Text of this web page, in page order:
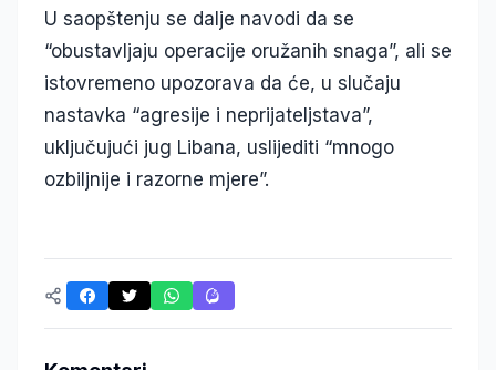
U saopštenju se dalje navodi da se
“obustavljaju operacije oružanih snaga”, ali se
istovremeno upozorava da će, u slučaju
nastavka “agresije i neprijateljstava”,
uključujući jug Libana, uslijediti “mnogo
ozbiljnije i razorne mjere”.